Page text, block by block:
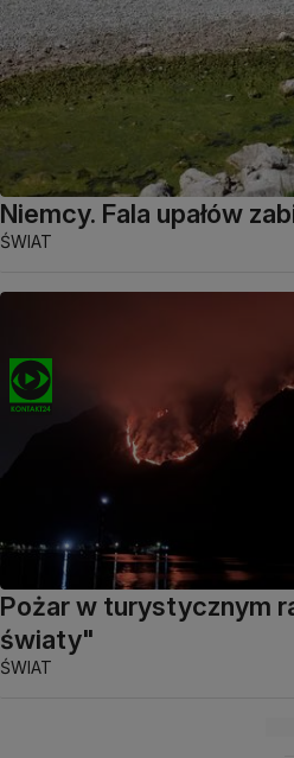
Niemcy. Fala upałów
ŚWIAT
Pożar w turystycznym
światy"
ŚWIAT